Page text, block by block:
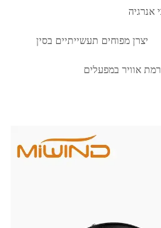
אנרגיה
יצרן מפוחים תעשייתיים בסין
אוויר במפעלים